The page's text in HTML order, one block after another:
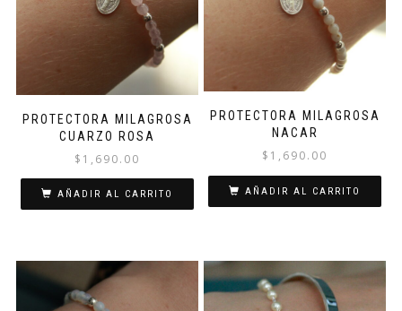
PROTECTORA MILAGROSA
CUARZO ROSA
$ 1,690.00
AÑADIR AL CARRITO
PROTECTORA MILAGROSA
NACAR
$ 1,690.00
AÑADIR AL CARRITO